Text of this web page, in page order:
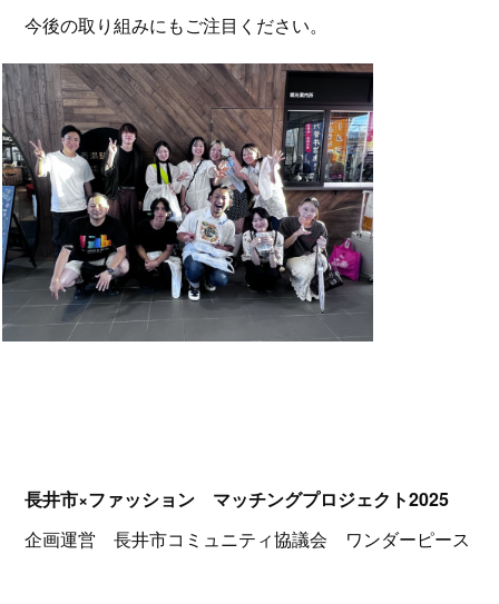
今後の取り組みにもご注目ください。
長井市×ファッション マッチングプロジェクト2025
企画運営 長井市コミュニティ協議会 ワンダーピース